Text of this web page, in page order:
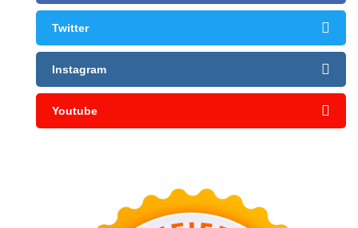
Twitter
Instagram
Youtube